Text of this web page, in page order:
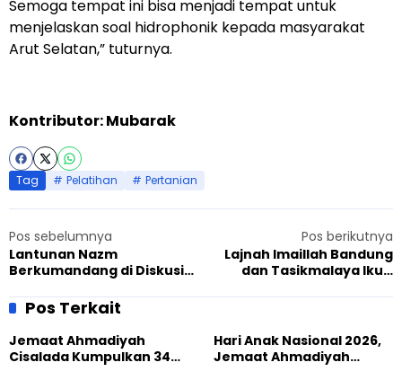
Semoga tempat ini bisa menjadi tempat untuk
menjelaskan soal hidrophonik kepada masyarakat
Arut Selatan,” tuturnya.
Kontributor: Mubarak
Tag Pelatihan Pertanian
Pos sebelumnya
Lantunan Nazm
Berkumandang di Diskusi
Sedunia Fahmina Institute
Pos berikutnya
Lajnah Imaillah Bandung
dan Tasikmalaya Ikuti
Perempuan Lintas Iman
Pos Terkait
Jemaat Ahmadiyah
Cisalada Kumpulkan 34
Hari Anak Nasional 2026,
Jemaat Ahmadiyah